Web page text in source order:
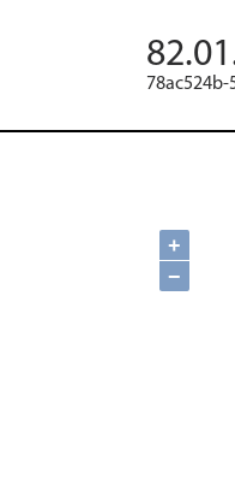
78ac524b-
+
−